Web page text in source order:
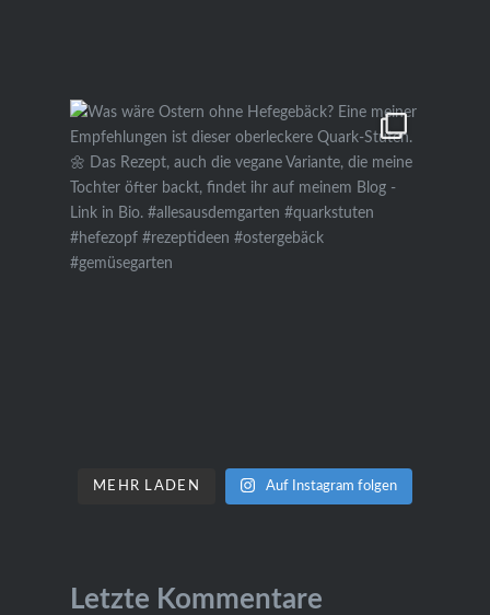
MEHR LADEN Auf Instagram folgen
Letzte Kommentare